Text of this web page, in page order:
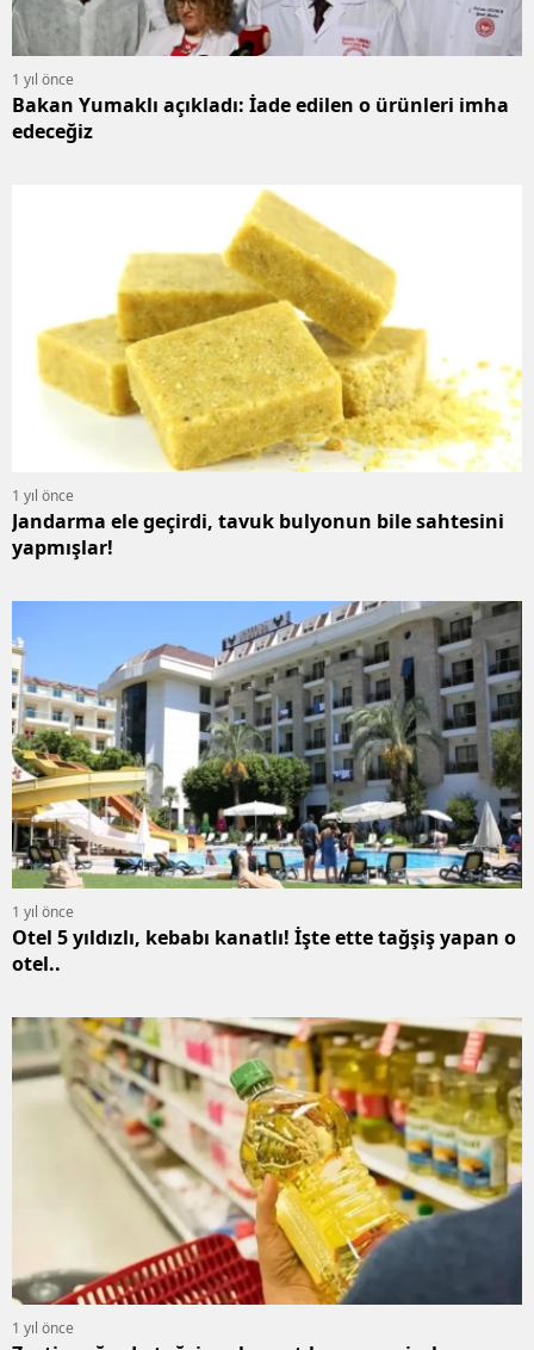
1 yıl önce
Bakan Yumaklı açıkladı: İade edilen o ürünleri imha
edeceğiz
1 yıl önce
Jandarma ele geçirdi, tavuk bulyonun bile sahtesini
yapmışlar!
1 yıl önce
Otel 5 yıldızlı, kebabı kanatlı! İşte ette tağşiş yapan o
otel..
1 yıl önce